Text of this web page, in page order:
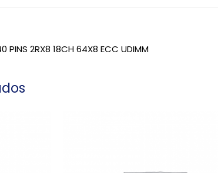
2RX8 18CH 64X8 ECC UDIMM